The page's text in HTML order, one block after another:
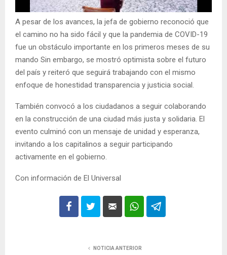
A pesar de los avances, la jefa de gobierno reconoció que
el camino no ha sido fácil y que la pandemia de COVID-19
fue un obstáculo importante en los primeros meses de su
mando Sin embargo, se mostró optimista sobre el futuro
del país y reiteró que seguirá trabajando con el mismo
enfoque de honestidad transparencia y justicia social.
También convocó a los ciudadanos a seguir colaborando
en la construcción de una ciudad más justa y solidaria. El
evento culminó con un mensaje de unidad y esperanza,
invitando a los capitalinos a seguir participando
activamente en el gobierno.
Con información de El Universal
NOTICIA ANTERIOR